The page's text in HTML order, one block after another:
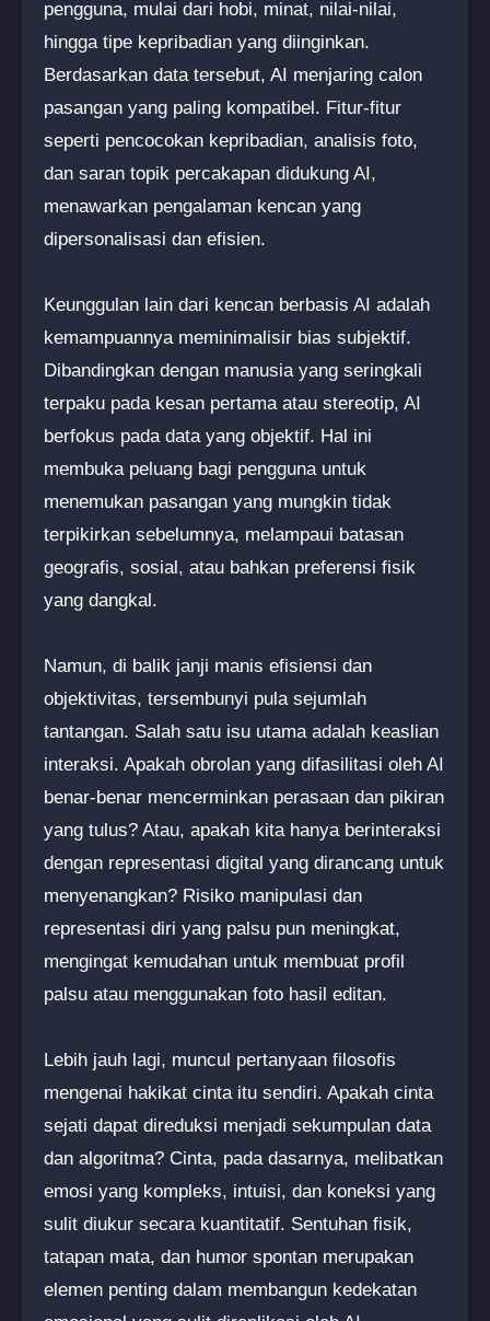
pengguna, mulai dari hobi, minat, nilai-nilai,
hingga tipe kepribadian yang diinginkan.
Berdasarkan data tersebut, AI menjaring calon
pasangan yang paling kompatibel. Fitur-fitur
seperti pencocokan kepribadian, analisis foto,
dan saran topik percakapan didukung AI,
menawarkan pengalaman kencan yang
dipersonalisasi dan efisien.
Keunggulan lain dari kencan berbasis AI adalah
kemampuannya meminimalisir bias subjektif.
Dibandingkan dengan manusia yang seringkali
terpaku pada kesan pertama atau stereotip, AI
berfokus pada data yang objektif. Hal ini
membuka peluang bagi pengguna untuk
menemukan pasangan yang mungkin tidak
terpikirkan sebelumnya, melampaui batasan
geografis, sosial, atau bahkan preferensi fisik
yang dangkal.
Namun, di balik janji manis efisiensi dan
objektivitas, tersembunyi pula sejumlah
tantangan. Salah satu isu utama adalah keaslian
interaksi. Apakah obrolan yang difasilitasi oleh AI
benar-benar mencerminkan perasaan dan pikiran
yang tulus? Atau, apakah kita hanya berinteraksi
dengan representasi digital yang dirancang untuk
menyenangkan? Risiko manipulasi dan
representasi diri yang palsu pun meningkat,
mengingat kemudahan untuk membuat profil
palsu atau menggunakan foto hasil editan.
Lebih jauh lagi, muncul pertanyaan filosofis
mengenai hakikat cinta itu sendiri. Apakah cinta
sejati dapat direduksi menjadi sekumpulan data
dan algoritma? Cinta, pada dasarnya, melibatkan
emosi yang kompleks, intuisi, dan koneksi yang
sulit diukur secara kuantitatif. Sentuhan fisik,
tatapan mata, dan humor spontan merupakan
elemen penting dalam membangun kedekatan